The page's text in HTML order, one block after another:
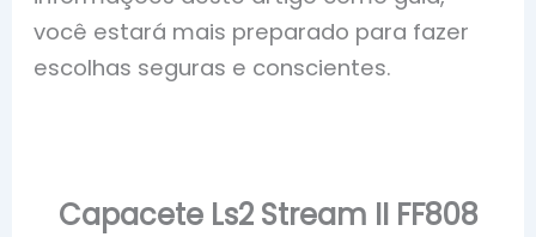
você estará mais preparado para fazer
escolhas seguras e conscientes.
Capacete Ls2 Stream II FF808